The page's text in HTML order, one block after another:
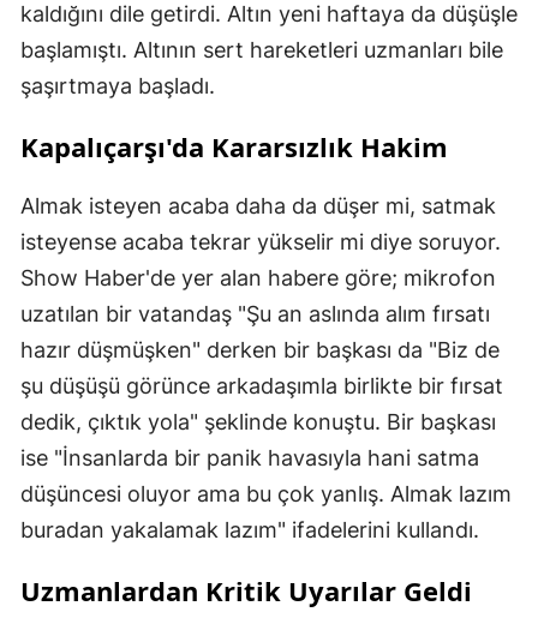
kaldığını dile getirdi. Altın yeni haftaya da düşüşle
başlamıştı. Altının sert hareketleri uzmanları bile
şaşırtmaya başladı.
Kapalıçarşı'da Kararsızlık Hakim
Almak isteyen acaba daha da düşer mi, satmak
isteyense acaba tekrar yükselir mi diye soruyor.
Show Haber'de yer alan habere göre; mikrofon
uzatılan bir vatandaş "Şu an aslında alım fırsatı
hazır düşmüşken" derken bir başkası da "Biz de
şu düşüşü görünce arkadaşımla birlikte bir fırsat
dedik, çıktık yola" şeklinde konuştu. Bir başkası
ise "İnsanlarda bir panik havasıyla hani satma
düşüncesi oluyor ama bu çok yanlış. Almak lazım
buradan yakalamak lazım" ifadelerini kullandı.
Uzmanlardan Kritik Uyarılar Geldi